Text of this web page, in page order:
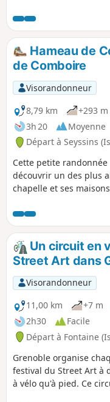
grenobloise et les
alentours. 20/07/2023 Message de la
modération : Le point
randonnée a dû être
un passage sur
Hameau de
de Comboire
Visorandonneur
8,79 km
+293 m
3h 20
Moyenne
Départ à Seyssins
Cette petite
découvrir un des plus
chapelle et ses
belvédère, d'où on a
l'agglomération
Taillefer, Belledonne
beau temps.
Un circuit en
Street Art dans
Visorandonneur
11,00 km
+7 m
2h30
Facile
Départ à Fontaine
Grenoble organise
festival du Street Art à
à vélo qu'à pied. Ce